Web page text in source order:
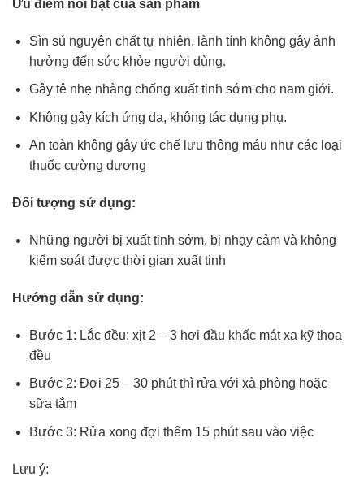
Ưu điểm nổi bật của sản phẩm
Sìn sú nguyên chất tự nhiên, lành tính không gây ảnh
hưởng đến sức khỏe người dùng.
Gây tê nhẹ nhàng chống xuất tinh sớm cho nam giới.
Không gây kích ứng da, không tác dụng phụ.
An toàn không gây ức chế lưu thông máu như các loại
thuốc cường dương
Đối tượng sử dụng:
Những người bị xuất tinh sớm, bị nhạy cảm và không
kiểm soát được thời gian xuất tinh
Hướng dẫn sử dụng:
Bước 1: Lắc đều: xịt 2 – 3 hơi đầu khấc mát xa kỹ thoa
đều
Bước 2: Đợi 25 – 30 phút thì rửa với xà phòng hoặc
sữa tắm
Bước 3: Rửa xong đợi thêm 15 phút sau vào việc
Lưu ý: